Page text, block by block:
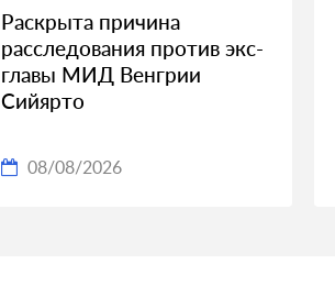
Раскрыта причина
расследования против экс-
главы МИД Венгрии
Сийярто
08/08/2026